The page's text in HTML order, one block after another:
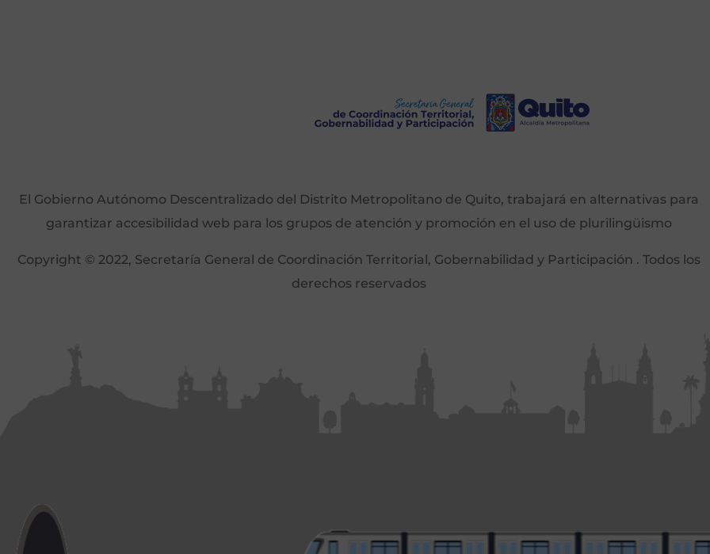
El Gobierno Autónomo Descentralizado del Distrito Metropolitano de Quito, trabajará en alternativas para
garantizar accesibilidad web para los grupos de atención y promoción en el uso de plurilingüismo
Copyright © 2022, Secretaría General de Coordinación Territorial, Gobernabilidad y Participación . Todos los
derechos reservados